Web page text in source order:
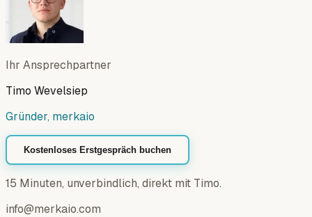
Ihr Ansprechpartner
Timo Wevelsiep
Gründer, merkaio
Kostenloses Erstgespräch buchen
15 Minuten, unverbindlich, direkt mit Timo.
info@merkaio.com